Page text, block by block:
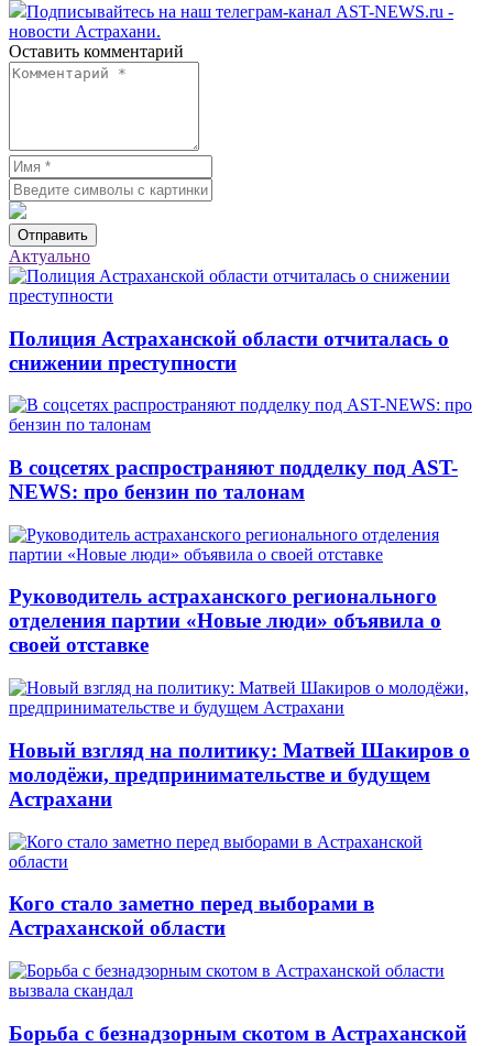
Подписывайтесь на наш телеграм-канал AST-NEWS.ru -
новости Астрахани.
Оставить комментарий
Отправить
Актуально
Полиция Астраханской области отчиталась о
снижении преступности
В соцсетях распространяют подделку под AST-
NEWS: про бензин по талонам
Руководитель астраханского регионального
отделения партии «Новые люди» объявила о
своей отставке
Новый взгляд на политику: Матвей Шакиров о
молодёжи, предпринимательстве и будущем
Астрахани
Кого стало заметно перед выборами в
Астраханской области
Борьба с безнадзорным скотом в Астраханской